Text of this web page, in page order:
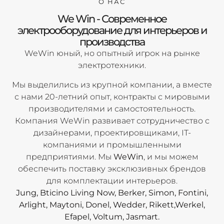
We Win - Современное
электрооборудование для интерьеров и
производства
WeWin юный, но опытный игрок на рынке
электротехники.
Мы выделились из крупной компании, а вместе
с нами 20-летний опыт, контракты с мировыми
производителями и самостоятельность.
Компания WeWin развивает сотрудничество с
дизайнерами, проектировщиками, IT-
компаниями и промышленными
предприятиями. Мы WeWin, и мы можем
обеспечить поставку эксклюзивных брендов
для комплектации интерьеров.
Jung, Bticino Living Now, Berker, Simon, Fontini,
Arlight, Maytoni, Donel, Wedder, Rikett,Werkel,
Efapel, Voltum, Jasmart.